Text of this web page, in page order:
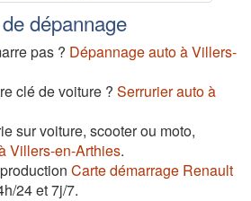
dépannage
pas ? Dépannage auto à Villers-
clé de voiture ? Serrurier auto à
sur voiture, scooter ou moto,
Villers-en-Arthies.
Carte démarrage Renault
24 et 7j/7.